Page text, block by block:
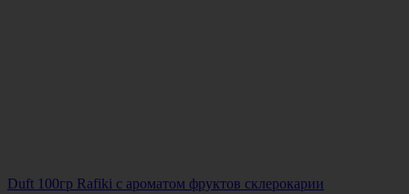
Duft 100гр Rafiki c ароматом фруктов склерокарии